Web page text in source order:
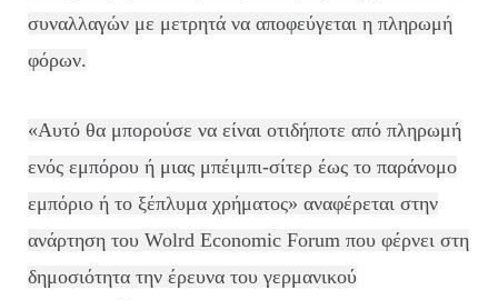
συναλλαγών με μετρητά να αποφεύγεται η πληρωμή
φόρων.
«Αυτό θα μπορούσε να είναι οτιδήποτε από πληρωμή
ενός εμπόρου ή μιας μπέιμπι-σίτερ έως το παράνομο
εμπόριο ή το ξέπλυμα χρήματος» αναφέρεται στην
ανάρτηση του Wolrd Economic Forum που φέρνει στη
δημοσιότητα την έρευνα του γερμανικού